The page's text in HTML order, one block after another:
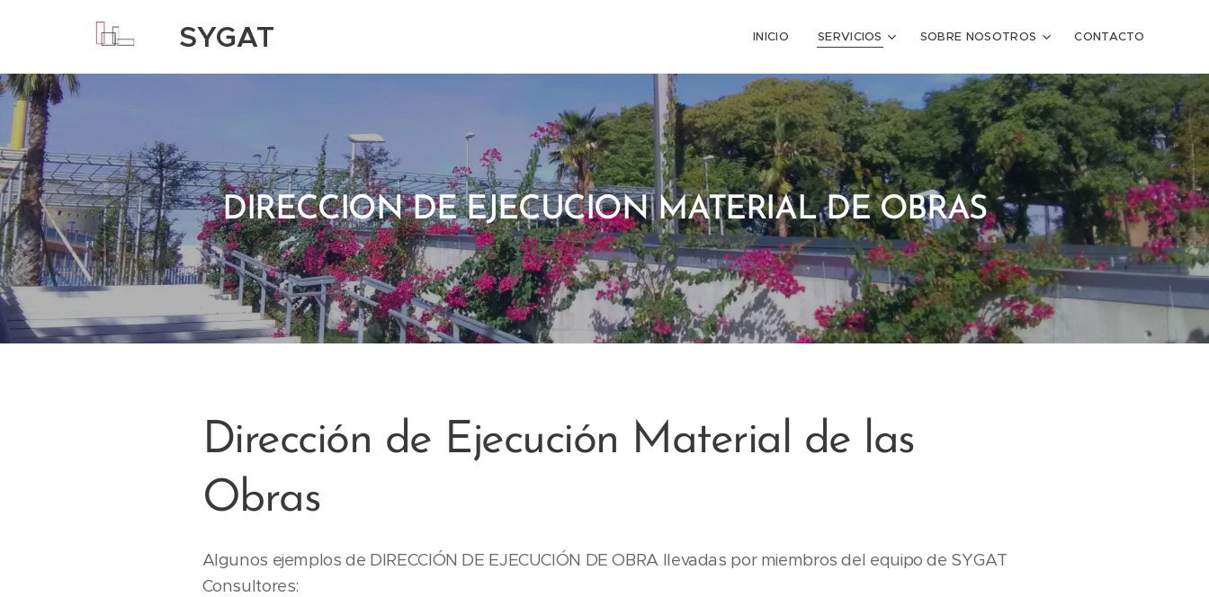
SYGAT
Consultores
INICIO SERVICIOS SOBRE NOSOTROS CONTACTO
DIRECCION DE EJECUCION MATERIAL DE OBRAS
Dirección de Ejecución Material de las
Obras
Algunos ejemplos de DIRECCIÓN DE EJECUCIÓN DE OBRA llevadas por miembros del equipo de SYGAT
Consultores: